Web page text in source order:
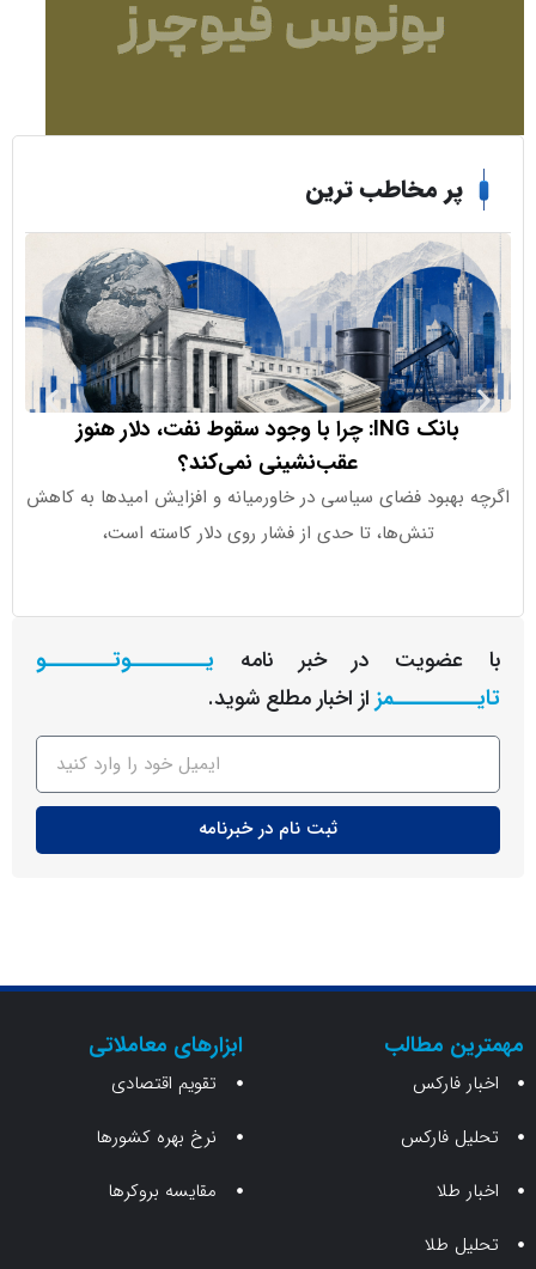
پر مخاطب ترین
بانک ING: چرا با وجود سقوط نفت، دلار هنوز
عقب‌نشینی نمی‌کند؟
فضای سیاسی در خاورمیانه و افزایش امیدها به کاهش
تنش‌ها، تا حدی از فشار روی دلار کاسته است،
در خبر نامه
یـــــــــوتــــــــو
از اخبار مطلع شوید.
ثبت نام در خبرنامه
مطالب
فارکس
فارکس
ابزارهای معاملاتی
تقویم اقتصادی
نرخ بهره کشورها
مقایسه بروکرها